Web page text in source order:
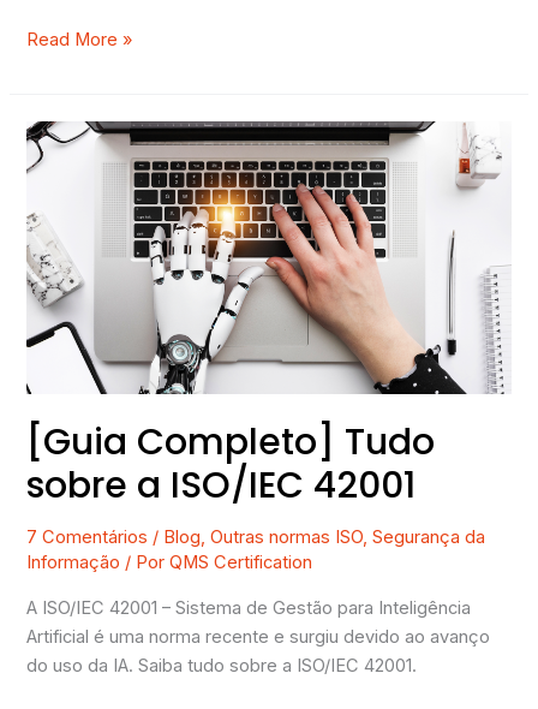
Read More »
[Guia Completo] Tudo
sobre a ISO/IEC 42001
7 Comentários / Blog,Outras normas ISO,Segurança da
Informação / PorQMS Certification
A ISO/IEC 42001 – Sistema de Gestão para Inteligência
Artificial é uma norma recente e surgiu devido ao avanço
do uso da IA. Saiba tudo sobre a ISO/IEC 42001.
[Guia
Completo]
sobre
a
ISO/IEC
42001